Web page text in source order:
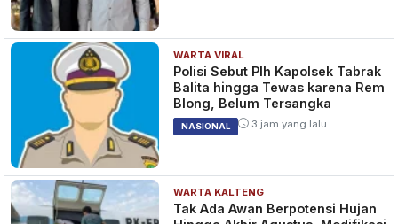
WARTA VIRAL
Polisi Sebut Plh Kapolsek Tabrak
Balita hingga Tewas karena Rem
Blong, Belum Tersangka
NASIONAL 3 jam yang lalu
WARTA KALTENG
Tak Ada Awan Berpotensi Hujan